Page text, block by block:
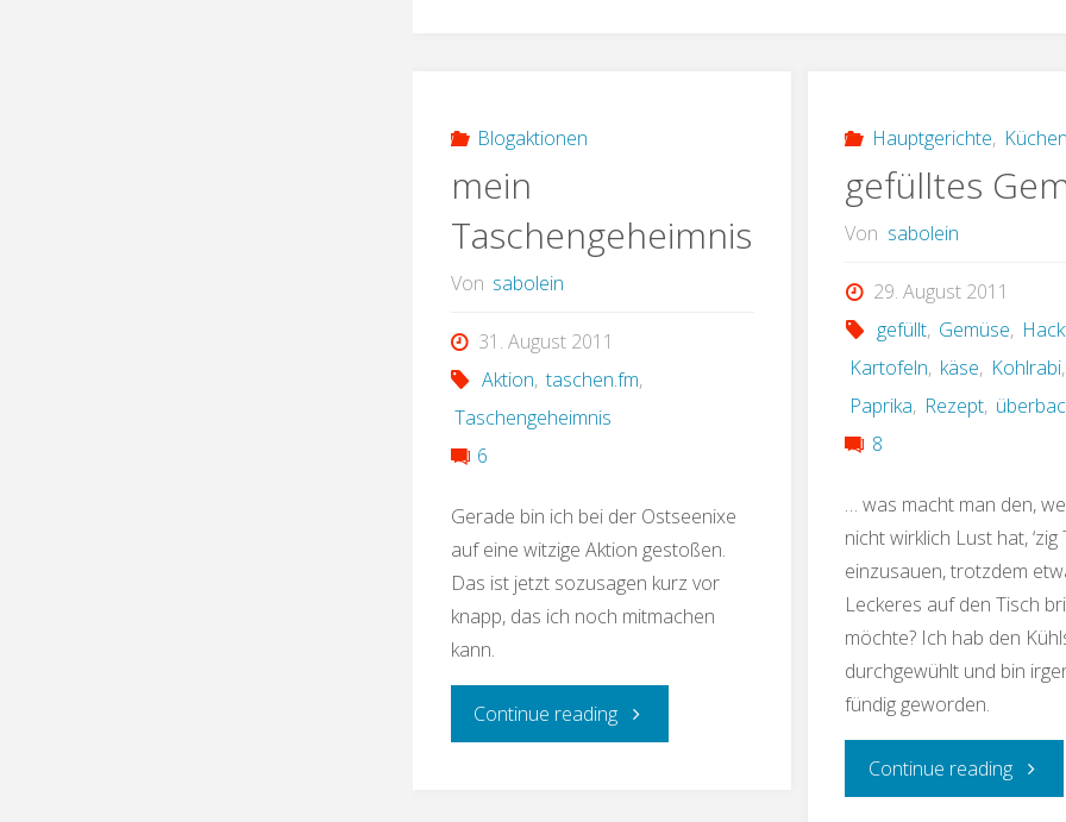
Blogaktionen
mein
Taschengeheimnis
Von sabolein
31. August 2011
Aktion, taschen.fm,
Taschengeheimnis
6
Gerade bin ich bei der Ostseenixe
auf eine witzige Aktion gestoßen.
Das ist jetzt sozusagen kurz vor
knapp, das ich noch mitmachen
kann.
Continue reading"mein
Hauptgerichte,
gefülltes
Von sabolein
29. August 2011
gefüllt, Gemüse,
Kartofeln, käse, Kohlrabi,
Paprika, Rezept,
8
… was macht man den,
nicht wirklich Lust hat, ‘zig
einzusauen, trotzdem
Leckeres auf den Tisch
möchte? Ich hab den
durchgewühlt und bin
fündig geworden.
Continue reading